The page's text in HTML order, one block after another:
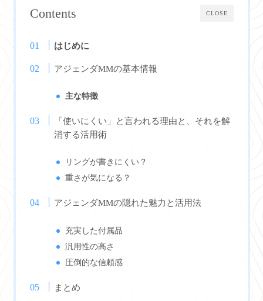
CLOSE
Contents
はじめに
アジェンダMMの基本情報
主な特徴
「使いにくい」と言われる理由と、それを解
消する活用術
リングが書きにくい？
重さが気になる？
アジェンダMMの隠れた魅力と活用法
充実した付属品
汎用性の高さ
圧倒的な信頼感
まとめ